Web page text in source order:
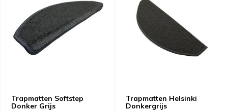
Trapmatten Softstep
Donker Grijs
Trapmatten Helsinki
Donkergrijs